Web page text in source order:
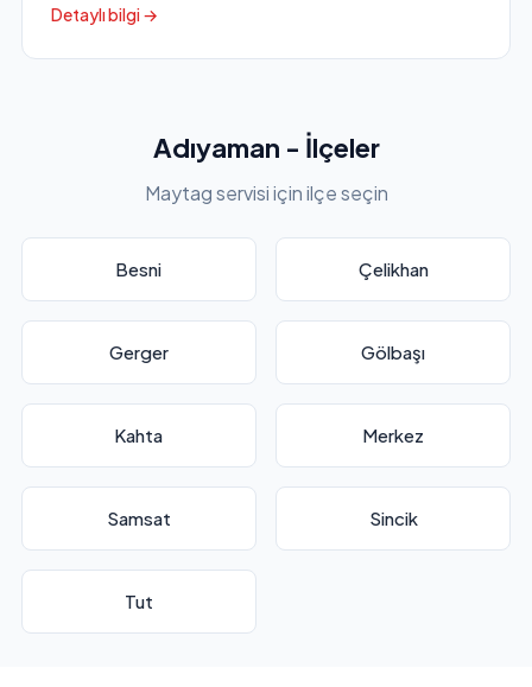
Detaylı bilgi →
Adıyaman - İlçeler
Maytag servisi için ilçe seçin
Besni Çelikhan
Gerger Gölbaşı
Kahta Merkez
Samsat Sincik
Tut